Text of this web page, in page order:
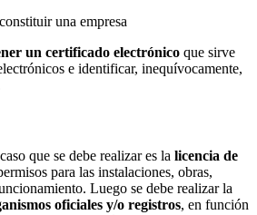
un certificado electrónico que sirve
e identificar, inequívocamente,
que se debe realizar es la licencia de
para las instalaciones, obras,
Luego se debe realizar la
oficiales y/o registros, en función